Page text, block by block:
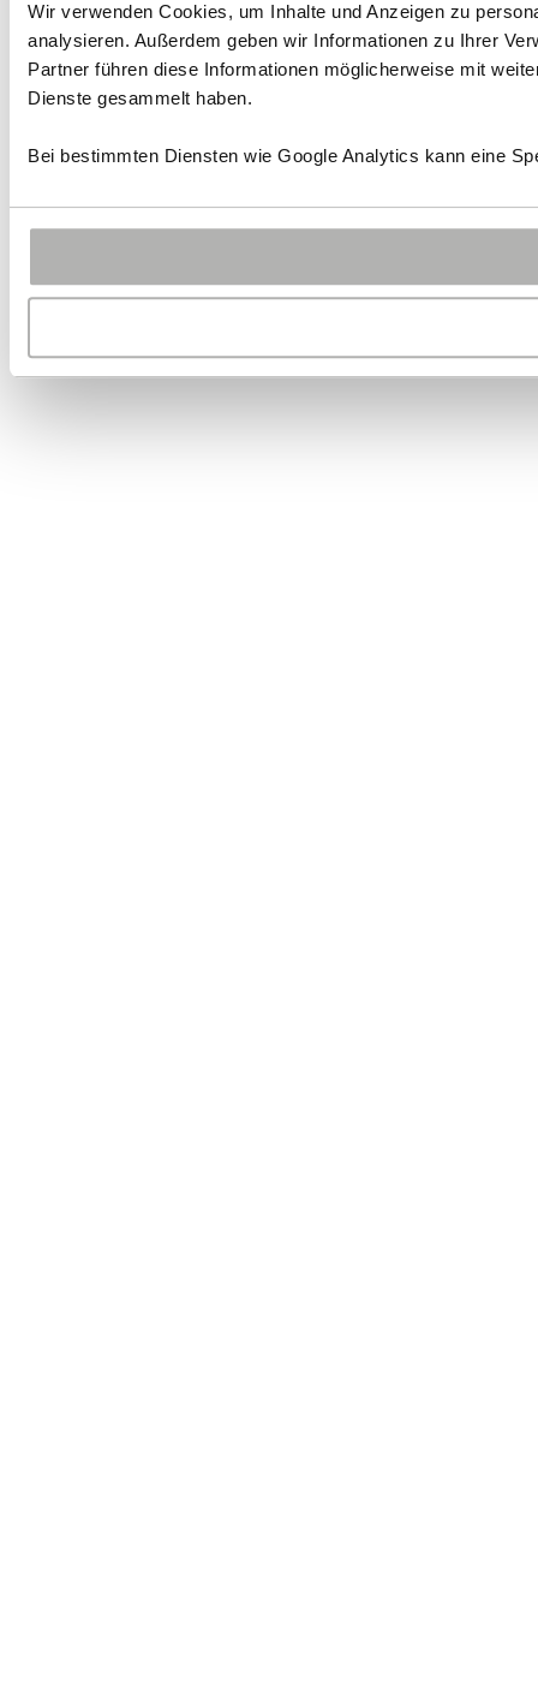
Wir verwenden Cookies, um Inhalte und Anzeigen zu
analysieren. Außerdem geben wir Informationen zu Ihrer
Partner führen diese Informationen möglicherweise mit
Dienste gesammelt haben.
Bei bestimmten Diensten wie Google Analytics kann eine